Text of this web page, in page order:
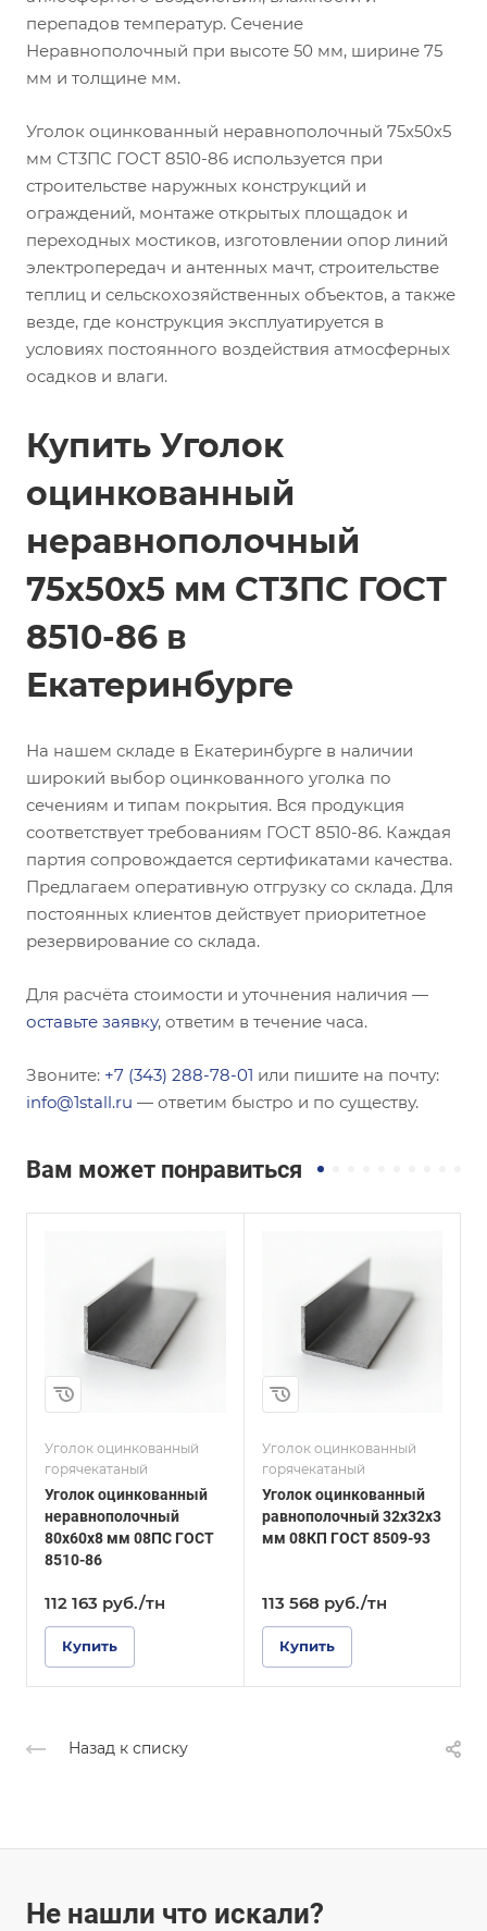
перепадов температур. Сечение
Неравнополочный при высоте 50 мм, ширине 75
мм и толщине мм.
Уголок оцинкованный неравнополочный 75х50х5
мм СТ3ПС ГОСТ 8510-86 используется при
строительстве наружных конструкций и
ограждений, монтаже открытых площадок и
переходных мостиков, изготовлении опор линий
электропередач и антенных мачт, строительстве
теплиц и сельскохозяйственных объектов, а также
везде, где конструкция эксплуатируется в
условиях постоянного воздействия атмосферных
осадков и влаги.
Купить Уголок
оцинкованный
неравнополочный
75х50х5 мм СТ3ПС ГОСТ
8510-86 в
Екатеринбурге
На нашем складе в Екатеринбурге в наличии
широкий выбор оцинкованного уголка по
сечениям и типам покрытия. Вся продукция
соответствует требованиям ГОСТ 8510-86. Каждая
партия сопровождается сертификатами качества.
Предлагаем оперативную отгрузку со склада. Для
постоянных клиентов действует приоритетное
резервирование со склада.
Для расчёта стоимости и уточнения наличия —
оставьте заявку, ответим в течение часа.
Звоните: +7 (343) 288-78-01 или пишите на почту:
info@1stall.ru — ответим быстро и по существу.
Вам может понравиться
Уголок оцинкованный
горячекатаный
Уголок оцинкованный
неравнополочный
80х60х8 мм 08ПС ГОСТ
8510-86
112 163 руб./тн
Купить
Равнополочный
Высота, мм
32
Толщина, мм
ГОСТ, ТУ
ГОСТ 8509-93
Покрытие
Оцинкованное
Уголок оцинкованный
горячекатаный
Уголок оцинкованный
равнополочный 32х32х3
мм 08КП ГОСТ 8509-93
113 568 руб./тн
Купить
Равнополочный
Высота, мм
160
Толщина, мм
ГОСТ, ТУ
ГОСТ 8509-93
Покрытие
Оцинкованное
Назад к списку
Не нашли что искали?